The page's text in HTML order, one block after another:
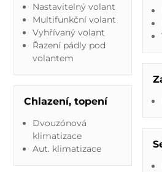
Nastavitelný volant
Multifunkční volant
Vyhřívaný volant
Řazení pádly pod
volantem
Chlazení, topení
Dvouzónová
klimatizace
Aut. klimatizace